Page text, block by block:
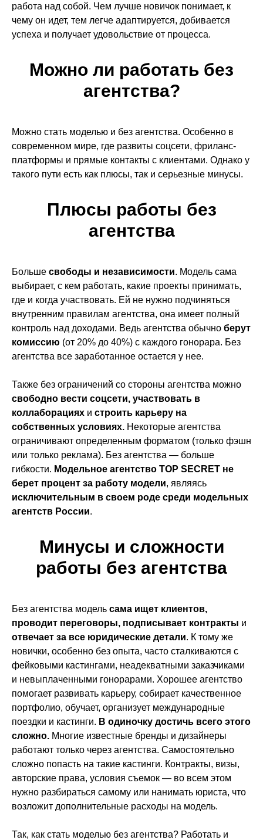
работа над собой. Чем лучше новичок понимает, к
чему он идет, тем легче адаптируется, добивается
успеха и получает удовольствие от процесса.
Можно ли работать без
агентства?
Можно стать моделью и без агентства. Особенно в
современном мире, где развиты соцсети, фриланс-
платформы и прямые контакты с клиентами. Однако у
такого пути есть как плюсы, так и серьезные минусы.
Плюсы работы без
агентства
Больше свободы и независимости. Модель сама
выбирает, с кем работать, какие проекты принимать,
где и когда участвовать. Ей не нужно подчиняться
внутренним правилам агентства, она имеет полный
контроль над доходами. Ведь агентства обычно берут
комиссию (от 20% до 40%) с каждого гонорара. Без
агентства все заработанное остается у нее.
Также без ограничений со стороны агентства можно
свободно вести соцсети, участвовать в
коллаборациях и строить карьеру на
собственных условиях. Некоторые агентства
ограничивают определенным форматом (только фэшн
или только реклама). Без агентства — больше
гибкости. Модельное агентство TOP SECRET не
берет процент за работу модели, являясь
исключительным в своем роде среди модельных
агентств России.
Минусы и сложности
работы без агентства
Без агентства модель сама ищет клиентов,
проводит переговоры, подписывает контракты и
отвечает за все юридические детали. К тому же
новички, особенно без опыта, часто сталкиваются с
фейковыми кастингами, неадекватными заказчиками
и невыплаченными гонорарами. Хорошее агентство
помогает развивать карьеру, собирает качественное
портфолио, обучает, организует международные
поездки и кастинги. В одиночку достичь всего этого
сложно. Многие известные бренды и дизайнеры
работают только через агентства. Самостоятельно
сложно попасть на такие кастинги. Контракты, визы,
авторские права, условия съемок — во всем этом
нужно разбираться самому или нанимать юриста, что
возложит дополнительные расходы на модель.
Так, как стать моделью без агентства? Работать и